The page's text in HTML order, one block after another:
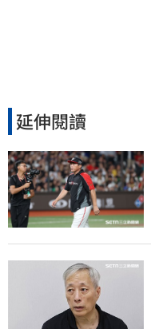
延伸閱讀